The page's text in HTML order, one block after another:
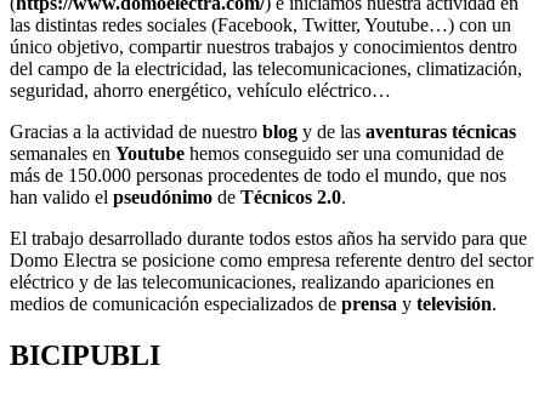
las distintas redes sociales (Facebook, Twitter, Youtube…) con un
único objetivo, compartir nuestros trabajos y conocimientos dentro
del campo de la electricidad, las telecomunicaciones, climatización,
seguridad, ahorro energético, vehículo eléctrico…
Gracias a la actividad de nuestro blog y de las aventuras técnicas
semanales en Youtube hemos conseguido ser una comunidad de
más de 150.000 personas procedentes de todo el mundo, que nos
han valido el pseudónimo de Técnicos 2.0.
El trabajo desarrollado durante todos estos años ha servido para que
Domo Electra se posicione como empresa referente dentro del sector
eléctrico y de las telecomunicaciones, realizando apariciones en
medios de comunicación especializados de prensa y televisión.
BICIPUBLI